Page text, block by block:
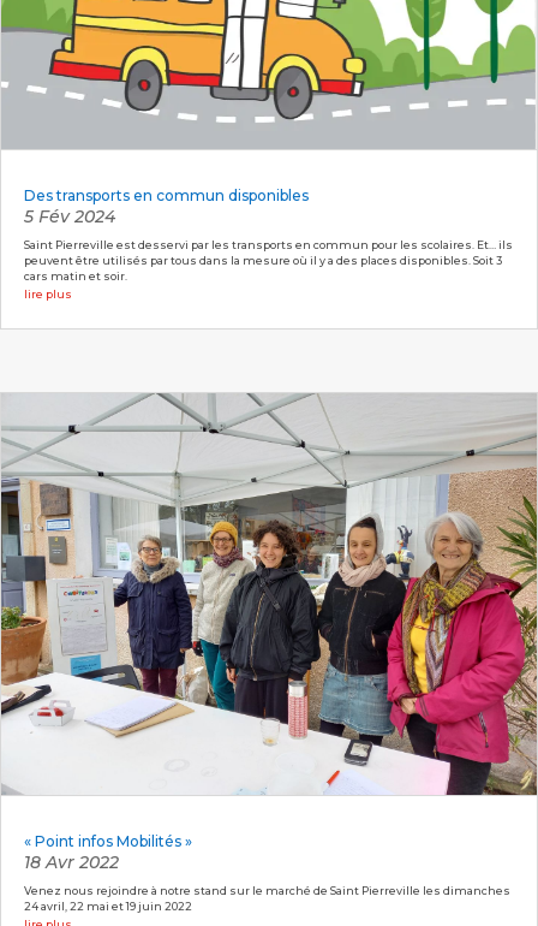
Des transports en commun disponibles
5 Fév 2024
Saint Pierreville est desservi par les transports en commun pour les scolaires. Et… ils
peuvent être utilisés par tous dans la mesure où il y a des places disponibles. Soit 3
cars matin et soir.
lire plus
« Point infos Mobilités »
18 Avr 2022
Venez nous rejoindre à notre stand sur le marché de Saint Pierreville les dimanches
24 avril, 22 mai et 19 juin 2022